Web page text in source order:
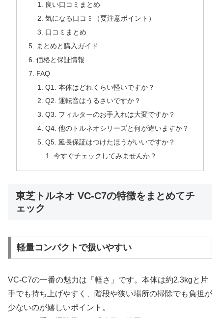
良い口コミまとめ
気になる口コミ（要注意ポイント）
口コミまとめ
まとめと購入ガイド
価格と保証情報
FAQ
Q1. 本体はどれくらい軽いですか？
Q2. 運転音はうるさいですか？
Q3. フィルターのお手入れは大変ですか？
Q4. 他のトルネオシリーズと何が違いますか？
Q5. 延長保証はつけたほうがいいですか？
今すぐチェックしてみませんか？
東芝トルネオ VC-C7の特徴をまとめてチ
ェック
軽量コンパクトで扱いやすい
VC-C7の一番の魅力は「軽さ」です。本体は約2.3kgと片
手でも持ち上げやすく、階段や狭い場所の掃除でも負担が
少ないのが嬉しいポイント。